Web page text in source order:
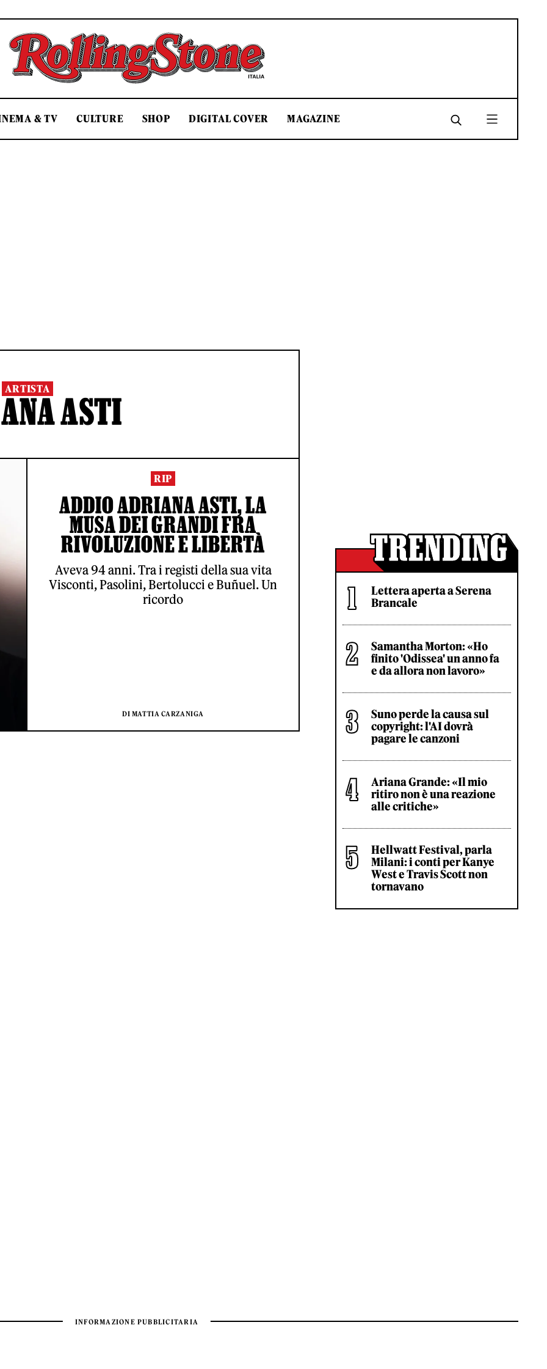
Rolling Stone Italia
& TV CULTURE SHOP DIGITAL COVER MAGAZINE
ARTISTA
ASTI
RIP
ADDIO ADRIANA ASTI, LA
MUSA DEI GRANDI FRA
RIVOLUZIONE E LIBERTÀ
Aveva 94 anni. Tra i registi della sua vita
Visconti, Pasolini, Bertolucci e Buñuel. Un
ricordo
DI MATTIA CARZANIGA
Lettera aperta a Serena
Brancale
Samantha Morton: «Ho
finito 'Odissea' un anno fa
e da allora non lavoro»
Suno perde la causa sul
copyright: l'AI dovrà
pagare le canzoni
Ariana Grande: «Il mio
ritiro non è una reazione
alle critiche»
Hellwatt Festival, parla
Milani: i conti per Kanye
West e Travis Scott non
tornavano